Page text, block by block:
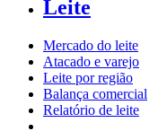
Leite
Mercado do leite
Atacado e varejo
Leite por região
Balança comercial
Relatório de leite